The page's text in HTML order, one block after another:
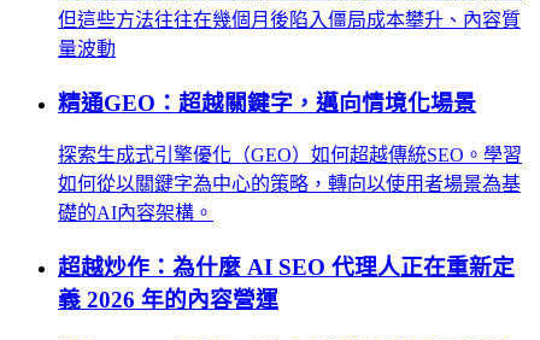
但這些方法往往在幾個月後陷入僵局成本攀升、內容質
量波動
精通GEO：超越關鍵字，邁向情境化場景
探索生成式引擎優化（GEO）如何超越傳統SEO。學習
如何從以關鍵字為中心的策略，轉向以使用者場景為基
礎的AI內容架構。
超越炒作：為什麼 AI SEO 代理人正在重新定
義 2026 年的內容營運